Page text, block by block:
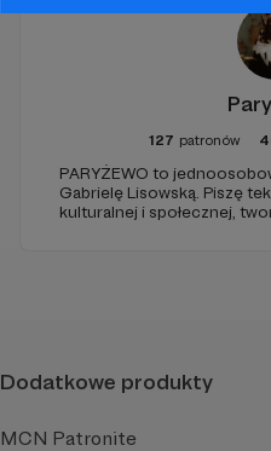
127 patronów
PARYŻEWO to
Gabrielę Lisowską. Piszę
kulturalnej i społecznej,
Dodatkowe produkty
MCN Patronite